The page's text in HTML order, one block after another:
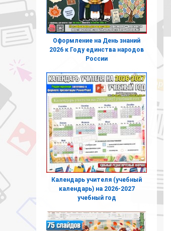
Оформление на День знаний
2026 к Году единства народов
России
Календарь учителя (учебный
календарь) на 2026-2027
учебный год